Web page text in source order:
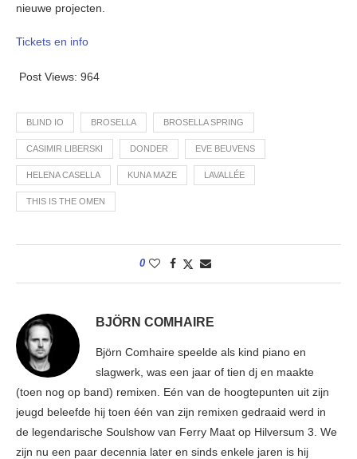
nieuwe projecten.
Tickets en info
Post Views: 964
BLIND IO BROSELLA BROSELLA SPRING
CASIMIR LIBERSKI DONDER EVE BEUVENS
HELENA CASELLA KUNA MAZE LAVALLÉE
THIS IS THE OMEN
0
BJÖRN COMHAIRE
Björn Comhaire speelde als kind piano en
slagwerk, was een jaar of tien dj en maakte
(toen nog op band) remixen. Eén van de hoogtepunten uit zijn
jeugd beleefde hij toen één van zijn remixen gedraaid werd in
de legendarische Soulshow van Ferry Maat op Hilversum 3. We
zijn nu een paar decennia later en sinds enkele jaren is hij